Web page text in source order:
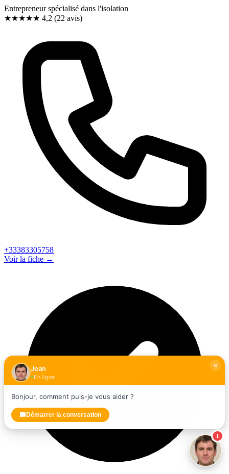
Entrepreneur spécialisé dans l'isolation
★★★★★ 4,2 (22 avis)
+33383305758
Voir la fiche →
1
Jean
En ligne
Bonjour, comment puis-je vous aider ?
Démarrer la conversation